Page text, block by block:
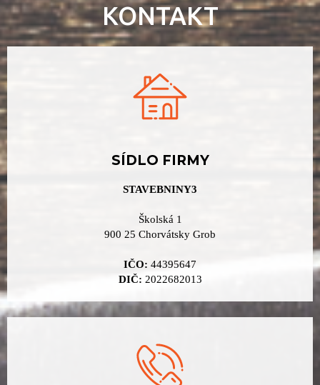
KONTAKT
SÍDLO FIRMY
STAVEBNINY3
Školská 1
900 25 Chorvátsky Grob
IČO: 44395647
DIČ: 2022682013